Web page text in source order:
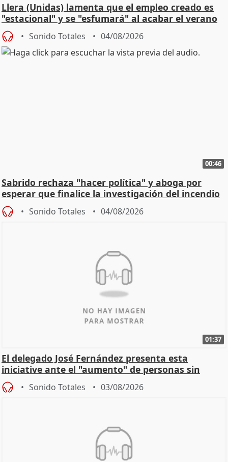
Llera (Unidas) lamenta que el empleo creado es
"estacional" y se "esfumará" al acabar el verano
Sonido Totales 04/08/2026
00:46
Sabrido rechaza "hacer política" y aboga por
esperar que finalice la investigación del incendio
Sonido Totales 04/08/2026
01:37
El delegado José Fernández presenta esta
iniciative ante el "aumento" de personas sin
hogar en Madri
Sonido Totales 03/08/2026